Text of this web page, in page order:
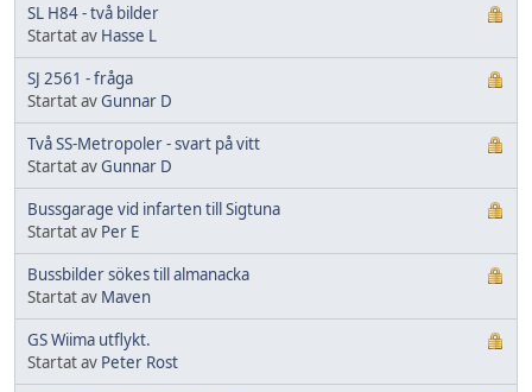
SL H84 - två bilder
Startat av Hasse L
SJ 2561 - fråga
Startat avGunnar D
Två SS-Metropoler - svart på vitt
Startat avGunnar D
Bussgarage vid infarten till Sigtuna
Startat av Per E
Bussbilder sökes till almanacka
Startat av Maven
GS Wiima utflykt.
Startat av Peter Rost